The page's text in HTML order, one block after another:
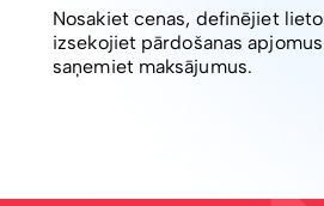
Nosakiet cenas, definējiet
izsekojiet pārdošanas
saņemiet maksājumus.